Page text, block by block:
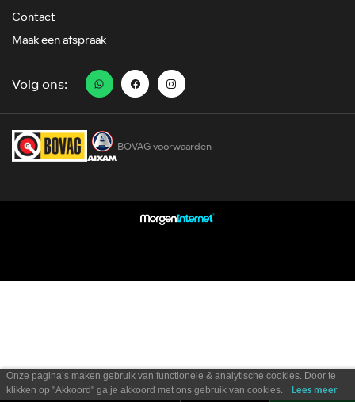
Contact
Maak een afspraak
Volg ons:
BOVAG voorwaarden
Onze pagina’s maken gebruik van functionele & analytische cookies. Door te
klikken op "Akkoord" ga je akkoord met ons gebruik van cookies.
Lees meer